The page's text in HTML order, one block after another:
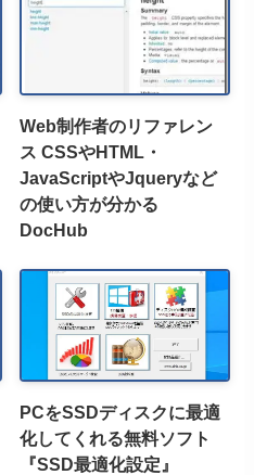
Web制作者のリファレン
ス CSSやHTML・
JavaScriptやJqueryなど
の使い方が分かる
DocHub
PCをSSDディスクに最適
化してくれる無料ソフト
『SSD最適化設定』